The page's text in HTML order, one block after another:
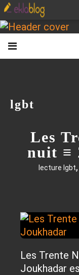
lgbt
Les
nuit ≡
lecture lgbt,
Les Trente
Joukhadar